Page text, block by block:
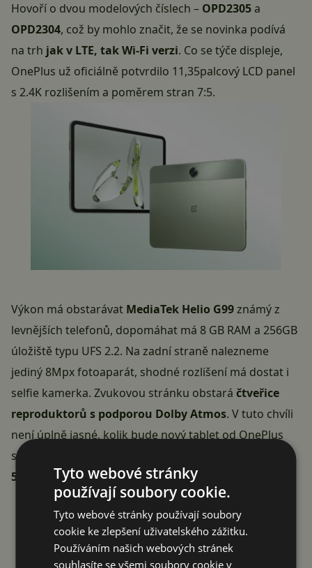
Hovoří o dvou modelových číslech – OPD2305a
OPD2304, což by mohlo značit, že se novinka podívá
na trh jak v LTE, tak Wi-Fi verzi. Co se týče displeje,
OnePlus už oficiálně potvrdilo 11,35palcový LCD panel
s 2.4K rozlišením a poměrem stran 7:5.
Výkon má obstarávat MediaTek Helio G99známý z
levnějších telefonů, dopomáhat má 8 GB RAM a 256GB
úložiště typu UFS 2.2. Na zadní straně nalezneme
jediný 8Mpx fotoaparát, shodné rozlišení má dostat i
selfie kamerka. Zvukovou stránku obstará čtveřice
reproduktorů s podporou Dolby Atmos. V tuto chvíli
není úplně jasné, kolik bude nový tablet od OnePlus
stát. Vzhledem k výbavě se dá ale očekávat něco mezi
5 – 7 tisíci s daní.
Reklama
Tyto webové stránky
používají soubory cookie.
Tyto webové stránky používají soubory
cookie ke zlepšení uživatelského zážitku.
Používáním našich webových stránek
souhlasíte se všemi soubory cookie v